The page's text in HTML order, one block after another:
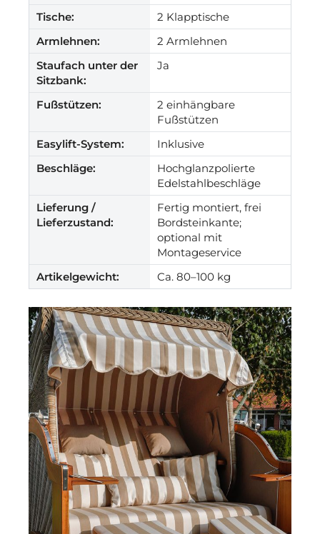
Tische:
2 Klapptische
Armlehnen:
2 Armlehnen
Staufach unter der
Sitzbank:
Ja
Fußstützen:
2 einhängbare
Fußstützen
Easylift-System:
Inklusive
Beschläge:
Hochglanzpolierte
Edelstahlbeschläge
Lieferung /
Lieferzustand:
Fertig montiert, frei
Bordsteinkante;
optional mit
Montageservice
Artikelgewicht:
Ca. 80–100 kg